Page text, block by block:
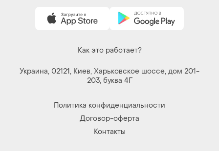
Как это работает?
Украина, 02121, Киев, Харьковское шоссе, дом 201-
203, буква 4Г
Политика конфиденциальности
Договор-оферта
Контакты